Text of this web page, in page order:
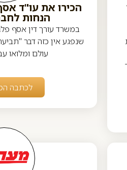
הכירו את עו"ד
הנחות
במשרד עורך דין אסף
שנפגע אין כזה דבר
עולם ומלואו
לכתבה